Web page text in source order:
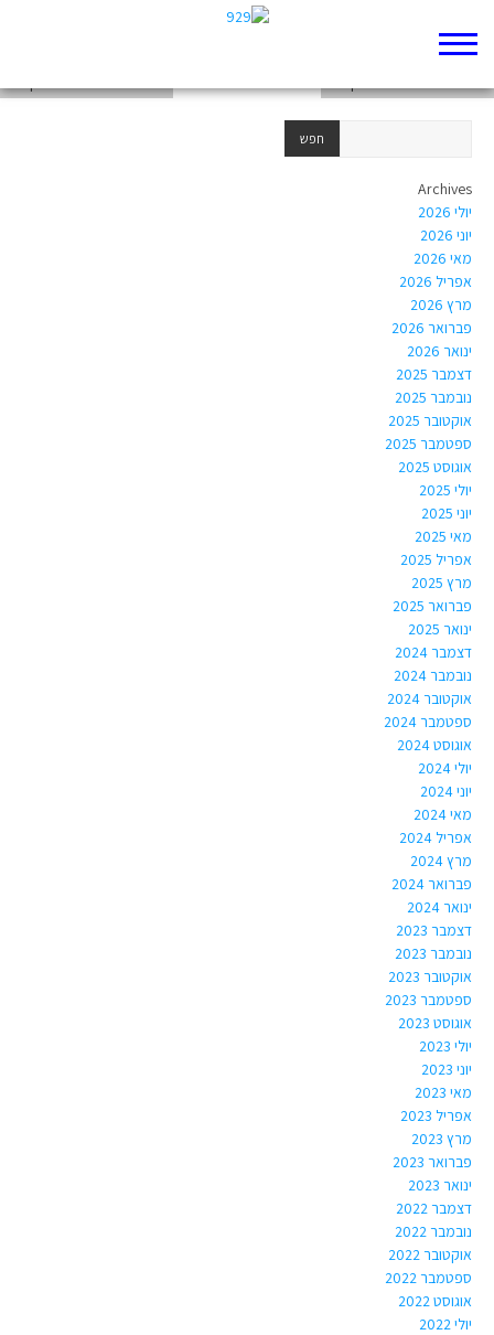
Archives
יולי 2026
יוני 2026
מאי 2026
אפריל 2026
מרץ 2026
פברואר 2026
ינואר 2026
דצמבר 2025
נובמבר 2025
אוקטובר 2025
ספטמבר 2025
אוגוסט 2025
יולי 2025
יוני 2025
מאי 2025
אפריל 2025
מרץ 2025
פברואר 2025
ינואר 2025
דצמבר 2024
נובמבר 2024
אוקטובר 2024
ספטמבר 2024
אוגוסט 2024
יולי 2024
יוני 2024
מאי 2024
אפריל 2024
מרץ 2024
פברואר 2024
ינואר 2024
דצמבר 2023
נובמבר 2023
אוקטובר 2023
ספטמבר 2023
אוגוסט 2023
יולי 2023
יוני 2023
מאי 2023
אפריל 2023
מרץ 2023
פברואר 2023
ינואר 2023
דצמבר 2022
נובמבר 2022
אוקטובר 2022
ספטמבר 2022
אוגוסט 2022
יולי 2022